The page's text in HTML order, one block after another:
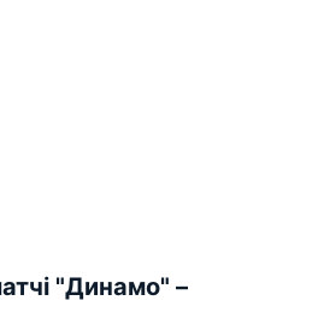
"Динамо" –